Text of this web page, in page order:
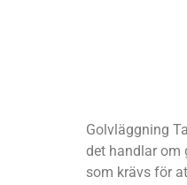
Golvläggning
det handlar om
som krävs för